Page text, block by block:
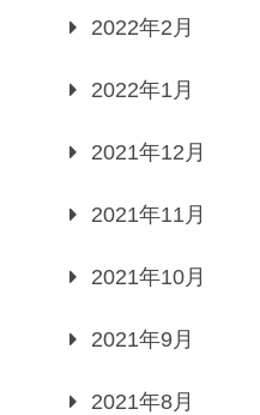
2022年2月
2022年1月
2021年12月
2021年11月
2021年10月
2021年9月
2021年8月